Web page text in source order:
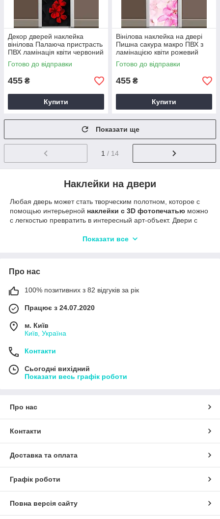
Декор дверей наклейка
вінілова Палаюча пристрасть
ПВХ ламінація квіти червоний
60х180 см Happy Pocket
Z183561
Готово до відправки
455 ₴
Купити
Вінілова наклейка на двері
Пишна сакура макро ПВХ з
ламінацією квіти рожевий
60х180 см Happy Pocket
Z184387
Готово до відправки
455 ₴
Купити
Показати ще
1 / 14
Наклейки на двери
Любая дверь может стать творческим полотном, которое с
помощью интерьерной наклейки с 3D фотопечатью можно
с легкостью превратить в интересный арт-объект. Двери с
любой интерьер сразу становится особенным. Поэтому если
Декор дверей с помощью самоклеящейся
Декоративные наклейки представляют собой качественную
ПВХ-пленку
(винил). С обратной стороны она имеет клеевую
основу, а на внешнюю сторону нанесена фотопечать.
Показати все
Про нас
100% позитивних з 82 відгуків за рік
Працює з 24.07.2020
м. Київ
Київ, Україна
Контакти
Сьогодні вихідний
Показати весь графік роботи
Про нас
Контакти
Доставка та оплата
Графік роботи
Повна версія сайту